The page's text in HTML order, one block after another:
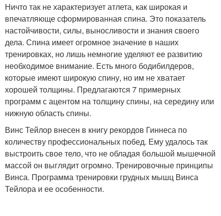
Ничто так не характеризует атлета, как широкая и
впечатляюще сформированная спина. Это показатель
настойчивости, силы, выносливости и знания своего
дела. Спина имеет огромное значение в наших
тренировках, но лишь немногие уделяют ее развитию
необходимое внимание. Есть много бодибилдеров,
которые имеют широкую спину, но им не хватает
хорошей толщины. Предлагаются 7 примерных
программ с ацентом на толщину спины, на середину или
нижную область спины.
Винс Тейлор внесен в книгу рекордов Гиннеса по
количеству профессиональных побед. Ему удалось так
выстроить свое тело, что не обладая большой мышечной
массой он выглядит огромно. Тренировочные принципы
Винса. Программа тренировки грудных мышц Винса
Тейлора и ее особенности.